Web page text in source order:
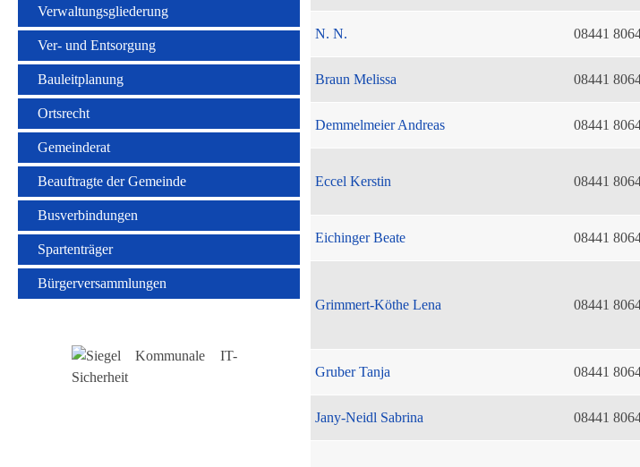
Verwaltungsgliederung
Ver- und Entsorgung
Bauleitplanung
Ortsrecht
Gemeinderat
Beauftragte der Gemeinde
Busverbindungen
Spartenträger
Bürgerversammlungen
N. N. 08441
Braun Melissa 08441
Demmelmeier Andreas 08441
Eccel Kerstin
08441
Eichinger Beate 08441
Grimmert-Köthe Lena 08441
Gruber Tanja 08441
Jany-Neidl Sabrina 08441